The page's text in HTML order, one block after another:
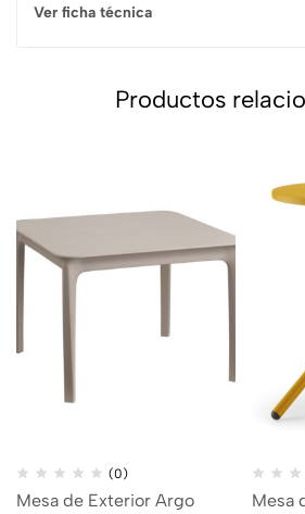
Ver ficha técnica
Productos
(0)
Mesa de Exterior Argo Mesa